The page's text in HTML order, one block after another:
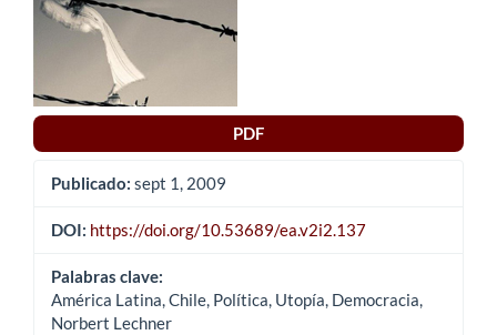
lateral
del
artículo
PDF
Publicado: sept 1, 2009
DOI: https://doi.org/10.53689/ea.v2i2.137
Palabras clave:
América Latina, Chile, Política, Utopía, Democracia,
Norbert Lechner